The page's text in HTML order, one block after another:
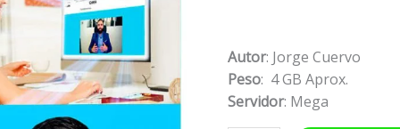
Autor: Jorge Cuervo
Peso: 4 GB Aprox.
Servidor: Mega
cantidad